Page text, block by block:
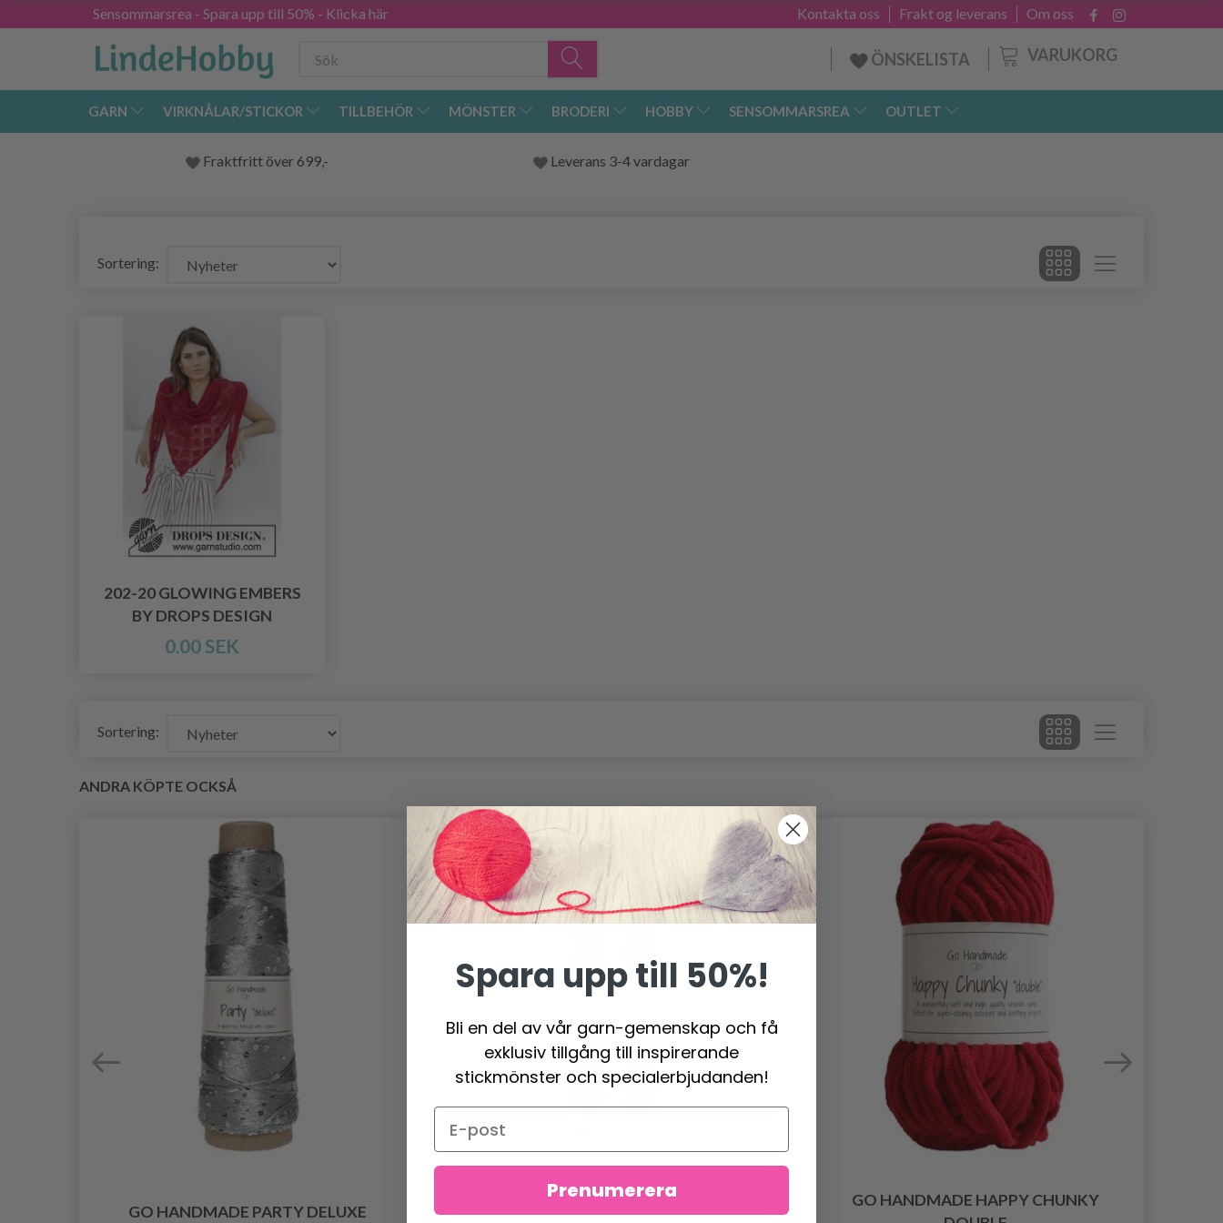
Sensommarsrea - Spara upp till 50% - Klicka här Om oss
Frakt og leverans
Kontakta oss
VARUKORG
ÖNSKELISTA
GARN VIRKNÅLAR/STICKOR TILLBEHÖR MÖNSTER BRODERI HOBBY SENSOMMARSREA OUTLET
Fraktfritt över 699,- Leverans 3-4 vardagar
Sortering:
202-20 GLOWING EMBERS
BY DROPS DESIGN
0.00 SEK
Sortering:
ANDRA KÖPTE OCKSÅ
GO HANDMADE PARTY DELUXE
GO HANDMADE GLITTER "DELUXE" 60
GO HANDMADE HAPPY CHUNKY
Spara upp till 50%!
Bli en del av vår garn-gemenskap och få
exklusiv tillgång till inspirerande
stickmönster och specialerbjudanden!
Prenumerera